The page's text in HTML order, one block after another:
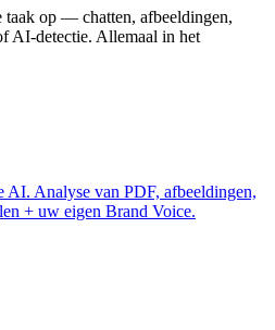
taak op — chatten, afbeeldingen,
AI-detectie. Allemaal in het
AI. Analyse van PDF, afbeeldingen,
+ uw eigen Brand Voice.